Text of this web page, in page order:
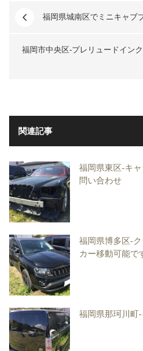
福岡県城南区でミニキャブ
福岡市中央区-プレリュードイン
関連記事
福岡県東区-キ
問い合わせ
福岡県博多区-
カー移動可能で
福岡県那珂川町